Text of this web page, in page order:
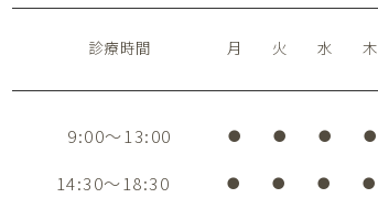
診療時間 月 火 水 木
9:00～13:00 ● ● ● ●
14:30～18:30 ● ● ● ●